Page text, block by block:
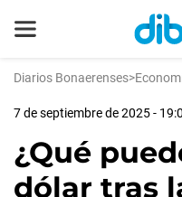
Diarios Bonaerenses>
7 de septiembre de 2025 -
¿Qué
dólar tras